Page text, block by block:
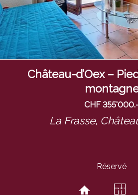
Château-d’Oex –
CHF
La Frasse,
Réservé